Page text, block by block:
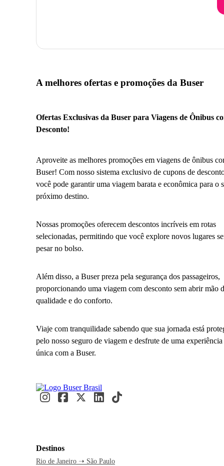
A melhores ofertas e promoções da Buser
Ofertas Exclusivas da Buser para Viagens de Ônibus
Desconto!
Aproveite as melhores promoções em viagens de ônibus
Buser! Com nosso sistema exclusivo de cupons de
você pode garantir uma viagem barata e econômica para o
próximo destino.
Nossas promoções oferecem descontos incríveis em rotas
selecionadas, permitindo que você explore novos lugares
pesar no bolso.
Além disso, a Buser preza pela segurança dos passageiros,
proporcionando uma viagem com desconto sem abrir mão
qualidade e do conforto.
Viaje com tranquilidade sabendo que sua jornada está
pelo nosso seguro de viagem e desfrute de uma experiência
única com a Buser.
Destinos
Rio de Janeiro ➝ São Paulo